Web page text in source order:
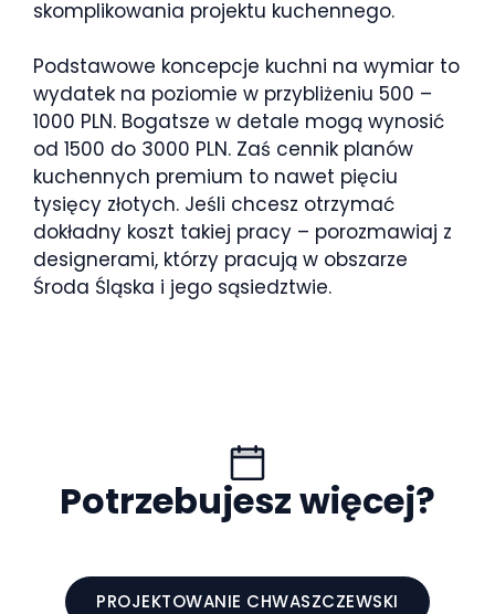
skomplikowania projektu kuchennego.
Podstawowe koncepcje kuchni na wymiar to
wydatek na poziomie w przybliżeniu 500 –
1000 PLN. Bogatsze w detale mogą wynosić
od 1500 do 3000 PLN. Zaś cennik planów
kuchennych premium to nawet pięciu
tysięcy złotych. Jeśli chcesz otrzymać
dokładny koszt takiej pracy – porozmawiaj z
designerami, którzy pracują w obszarze
Środa Śląska i jego sąsiedztwie.
Potrzebujesz więcej?
PROJEKTOWANIE CHWASZCZEWSKI